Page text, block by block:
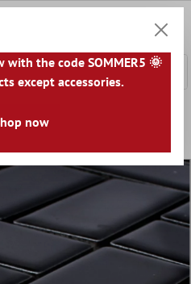
Keramikk
with the code SOMMER5 🌞
except accessories.
now